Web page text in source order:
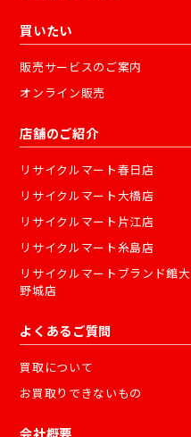
買いたい
販売サービスのご案内
オンライン販売
店舗のご紹介
リサイクルマート春日店
リサイクルマート大橋店
リサイクルマート片江店
リサイクルマート糸島店
リサイクルマートブランド館大
野城店
よくあるご質問
買取について
お買取りできないもの